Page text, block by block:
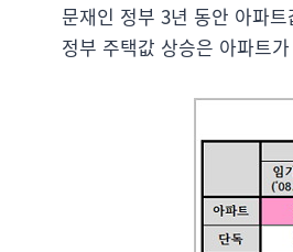
문재인 정부 3년 동안 아파
정부 주택값 상승은 아파트